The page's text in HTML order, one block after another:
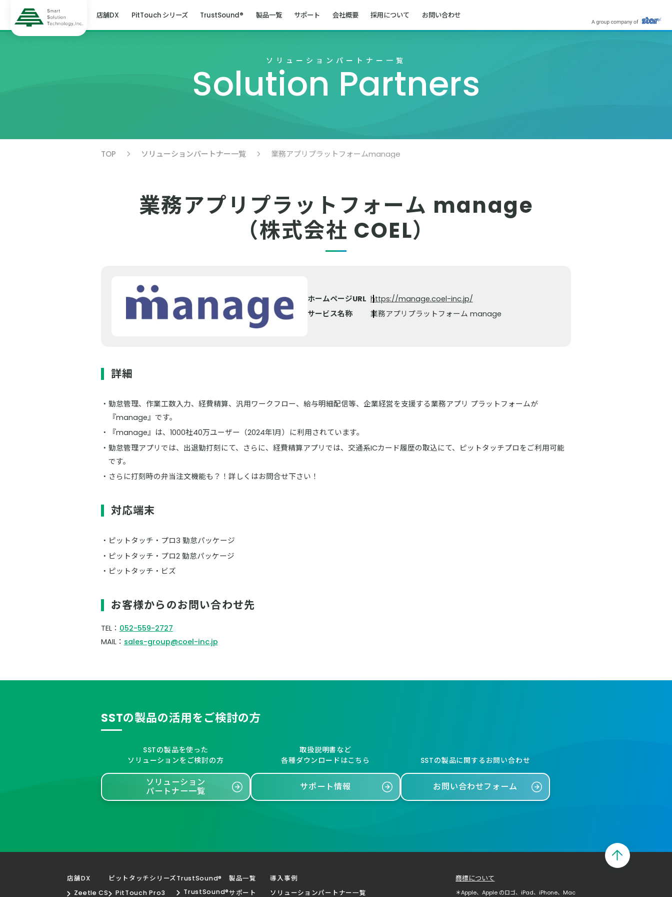
店舗DX PitTouch シリーズ TrustSound® 製品一覧 サポート 会社概要 採用について お問い合わせ
ソリューションパートナー一覧
Solution Partners
TOP ソリューションパートナー一覧 業務アプリプラットフォームmanage
業務アプリプラットフォーム manage
（株式会社 COEL）
ホームページURL https://manage.coel-inc.jp/
サービス名称
業務アプリプラットフォーム manage
詳細
勤怠管理、作業工数入力、経費精算、汎用ワークフロー、給与明細配信等、企業経営を支援する業務アプリ プラットフォームが
『manage』です。
『manage』は、1000社40万ユーザー（2024年1月）に利用されています。
勤怠管理アプリでは、出退勤打刻にて、さらに、経費精算アプリでは、交通系ICカード履歴の取込にて、ピットタッチプロをご利用可能
です。
さらに打刻時の弁当注文機能も？！詳しくはお問合せ下さい！
対応端末
ピットタッチ・プロ3 勤怠パッケージ
ピットタッチ・プロ2 勤怠パッケージ
ピットタッチ・ビズ
お客様からのお問い合わせ先
TEL： 052-559-2727
MAIL： sales-group@coel-inc.jp
SSTの製品の活用をご検討の方
SSTの製品を使った
ソリューションをご検討の方
ソリューション
パートナー一覧
取扱説明書など
各種ダウンロードはこちら
サポート情報
SSTの製品に関するお問い合わせ
お問い合わせフォーム
店舗DX
Zeetle CS
ピットタッチシリーズ
PitTouch Pro3
TrustSound®
TrustSound®
製品一覧
サポート
導入事例
ソリューションパートナー一覧
商標について
＊Apple、Apple のロゴ、iPad、iPhone、Mac